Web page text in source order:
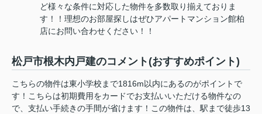
ど様々な条件に対応した物件を多数取り揃えておりま
す！！理想のお部屋探しはぜひアパートマンション館柏
店にお問い合わせください！！
松戸市根木内戸建のコメント(おすすめポイント)
こちらの物件は東小学校まで1816m以内にあるのがポイントで
す！こちらは初期費用をカードでお支払いいただける物件なの
で、支払い手続きの手間が省けます！この物件は、駅まで徒歩13